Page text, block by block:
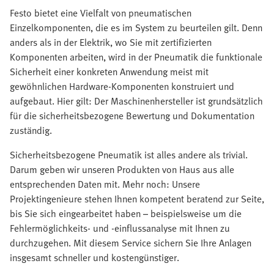
Festo bietet eine Vielfalt von pneumatischen
Einzelkomponenten, die es im System zu beurteilen gilt. Denn
anders als in der Elektrik, wo Sie mit zertifizierten
Komponenten arbeiten, wird in der Pneumatik die funktionale
Sicherheit einer konkreten Anwendung meist mit
gewöhnlichen Hardware-Komponenten konstruiert und
aufgebaut. Hier gilt: Der Maschinenhersteller ist grundsätzlich
für die sicherheitsbezogene Bewertung und Dokumentation
zuständig.
Sicherheitsbezogene Pneumatik ist alles andere als trivial.
Darum geben wir unseren Produkten von Haus aus alle
entsprechenden Daten mit. Mehr noch: Unsere
Projektingenieure stehen Ihnen kompetent beratend zur Seite,
bis Sie sich eingearbeitet haben – beispielsweise um die
Fehlermöglichkeits- und -einflussanalyse mit Ihnen zu
durchzugehen. Mit diesem Service sichern Sie Ihre Anlagen
insgesamt schneller und kostengünstiger.